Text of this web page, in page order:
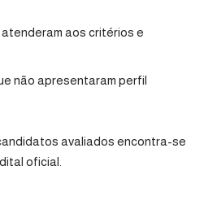
aos critérios e
não apresentaram perfil
avaliados encontra-se
oficial.